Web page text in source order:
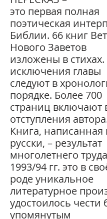
это первая полная
поэтическая
Библии. 66 книг
Нового Заветов
изложены в стихах.
исключения главы
следуют в
порядке. Более 700
страниц включают
отступления
Книга, написанная
русски, – результат
многолетнего
1993/94 гг. это в
роде уникальное
литературное
удостоилось чести
упомянутым